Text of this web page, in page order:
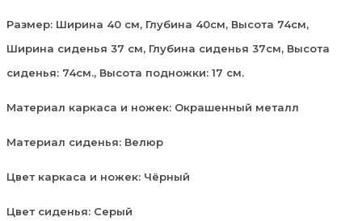
Размер: Ширина 40 см, Глубина 40см, Высота 74см,
Ширина сиденья 37 см, Глубина сиденья 37см, Высота
сиденья: 74см., Высота подножки: 17 см.
Материал каркаса и ножек: Окрашенный металл
Материал сиденья: Велюр
Цвет каркаса и ножек: Чёрный
Цвет сиденья: Серый